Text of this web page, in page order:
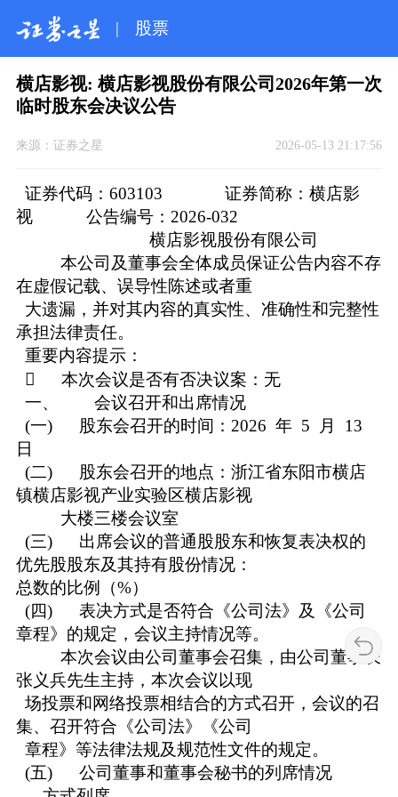
| 股票
横店影视: 横店影视股份有限公司2026年第一次
临时股东会决议公告
来源： 证券之星 2026-05-13 21:17:56
证券代码：603103 证券简称：横店影
视 公告编号：2026-032
横店影视股份有限公司
本公司及董事会全体成员保证公告内容不存
在虚假记载、误导性陈述或者重
大遗漏，并对其内容的真实性、准确性和完整性
承担法律责任。
重要内容提示：
 本次会议是否有否决议案：无
一、 会议召开和出席情况
(一) 股东会召开的时间：2026 年 5 月 13
日
(二) 股东会召开的地点：浙江省东阳市横店
镇横店影视产业实验区横店影视
大楼三楼会议室
(三) 出席会议的普通股股东和恢复表决权的
优先股股东及其持有股份情况：
总数的比例（%）
(四) 表决方式是否符合《公司法》及《公司
章程》的规定，会议主持情况等。
本次会议由公司董事会召集，由公司董事长
张义兵先生主持，本次会议以现
场投票和网络投票相结合的方式召开，会议的召
集、召开符合《公司法》《公司
章程》等法律法规及规范性文件的规定。
(五) 公司董事和董事会秘书的列席情况